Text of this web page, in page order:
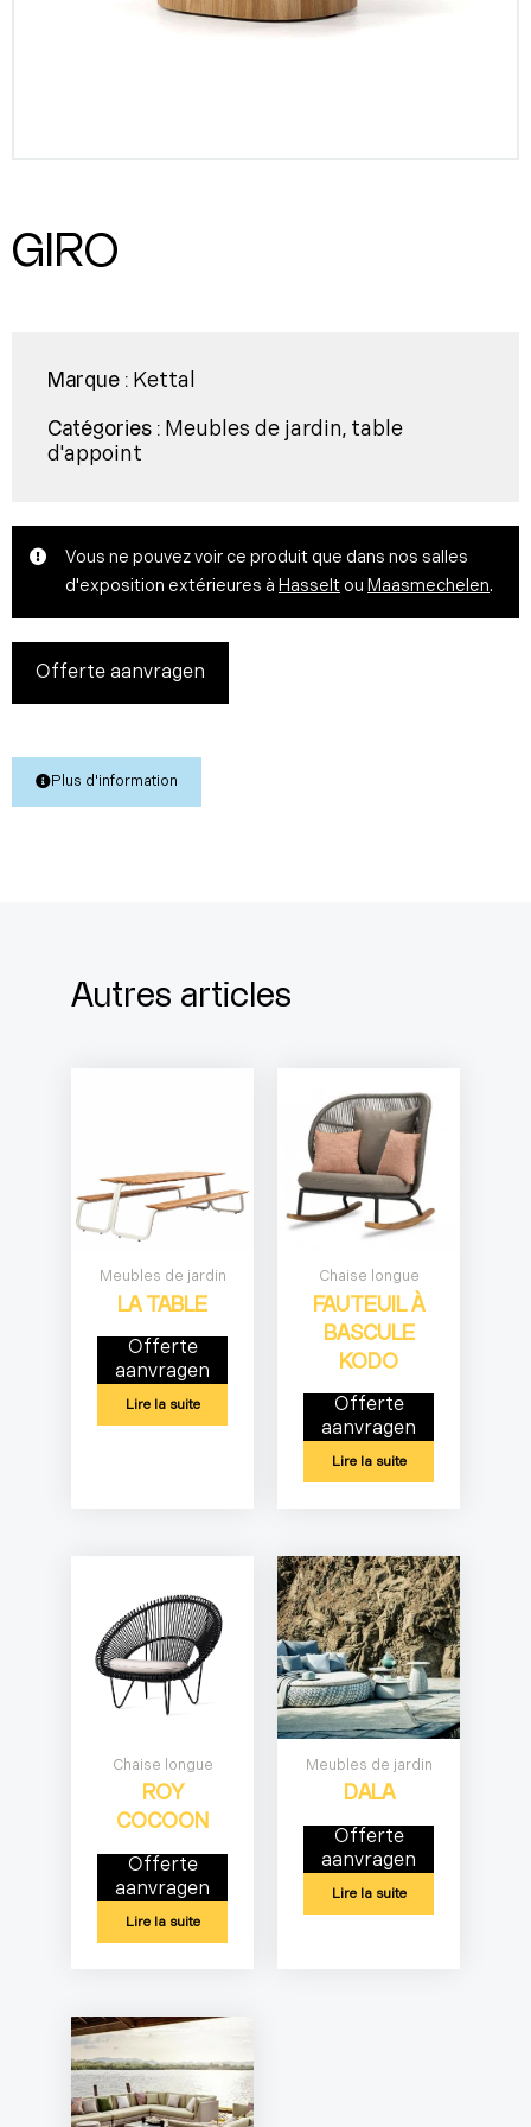
GIRO
Marque : Kettal
Catégories : Meubles de jardin, table
d'appoint
Vous ne pouvez voir ce produit que dans nos salles
d'exposition extérieures à Hasselt ou Maasmechelen.
Offerte aanvragen
Plus d'information
Autres articles
Meubles de jardin
LA TABLE
Offerte
aanvragen
Lire la suite
Chaise longue
FAUTEUIL À
BASCULE
KODO
Offerte
aanvragen
Lire la suite
Chaise longue
ROY
COCOON
Offerte
aanvragen
Lire la suite
Meubles de jardin
DALA
Offerte
aanvragen
Lire la suite